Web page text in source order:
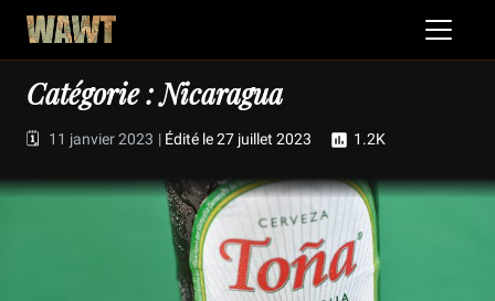
Catégorie : Nicaragua
🗓️ 11 janvier 2023 | Édité le 27 juillet 2023 1.2K